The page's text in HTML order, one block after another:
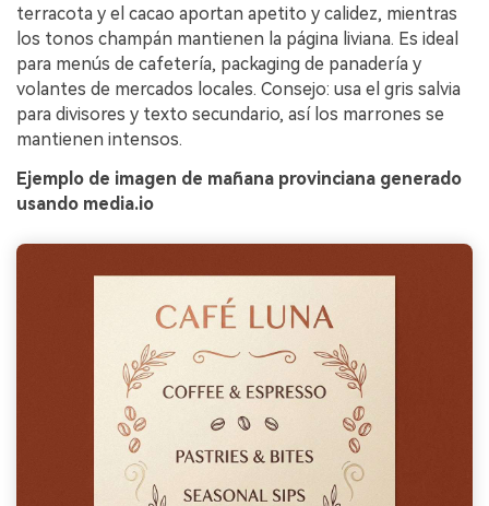
terracota y el cacao aportan apetito y calidez, mientras
los tonos champán mantienen la página liviana. Es ideal
para menús de cafetería, packaging de panadería y
volantes de mercados locales. Consejo: usa el gris salvia
para divisores y texto secundario, así los marrones se
mantienen intensos.
Ejemplo de imagen de mañana provinciana generado
usando media.io